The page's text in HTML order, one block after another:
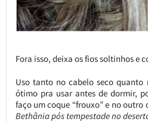
Fora isso, deixa os fios soltinhos e
Uso tanto no cabelo seco
ótimo pra usar antes de dormir,
faço um coque “frouxo” e no outro
Bethânia pós tempestade no